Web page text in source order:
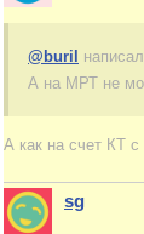
@buril
А на МРТ не
А как на счет КТ с
sg